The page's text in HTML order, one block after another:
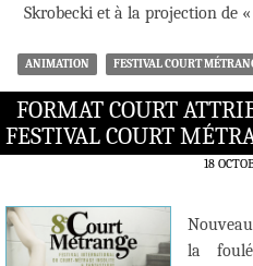
Skrobecki et à la projection de
ANIMATION FESTIVAL COURT
FORMAT COURT
FESTIVAL COURT
18
la